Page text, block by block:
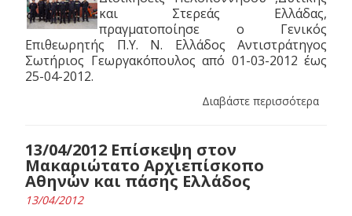
και Στερεάς Ελλάδας,
πραγματοποίησε ο Γενικός
Επιθεωρητής Π.Υ. Ν. Ελλάδος Αντιστράτηγος
Σωτήριος Γεωργακόπουλος από 01-03-2012 έως
25-04-2012.
Διαβάστε περισσότερα
13/04/2012 Επίσκεψη στον
Μακαριώτατο Αρχιεπίσκοπο
Αθηνών και πάσης Ελλάδος
13/04/2012